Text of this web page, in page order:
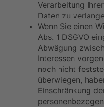
Verarbeitung
Daten zu
Wenn Sie einen
Abs. 1 DSGVO
Abwägung
Interessen
noch nicht
überwiegen,
Einschränkung